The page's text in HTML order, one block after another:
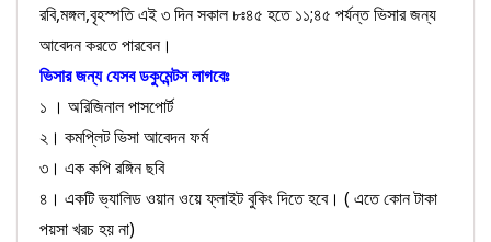
রবি,মঙ্গল,বৃহস্পতি এই ৩ দিন সকাল ৮ঃ৪৫ হতে ১১;৪৫ পর্যন্ত ভিসার জন্য
আবেদন করতে পারবেন।
ভিসার জন্য যেসব ডকুমেন্টস লাগবেঃ
১ । অরিজিনাল পাসপোর্ট
২। কমপ্লিট ভিসা আবেদন ফর্ম
৩। এক কপি রঙ্গিন ছবি
৪। একটি ভ্যালিড ওয়ান ওয়ে ফ্লাইট বুকিং দিতে হবে। ( এতে কোন টাকা
পয়সা খরচ হয় না)